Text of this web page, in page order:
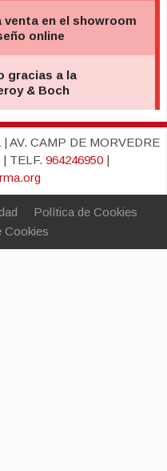
AV. CAMP DE MORVEDRE
| TELF. 964246950|
Política de Cookies
Cookies